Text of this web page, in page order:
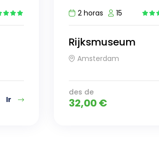
9
Ir
2 horas
15
Rijksmuseum
Amsterdam
des de
32,00€